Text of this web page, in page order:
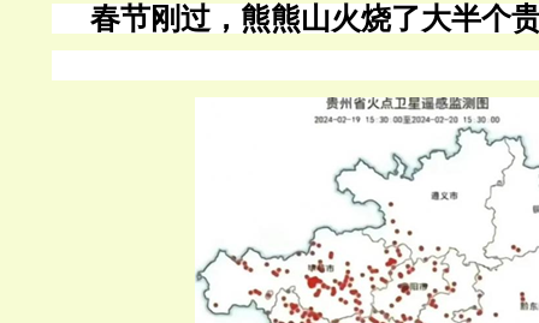
春节刚过，熊熊山火烧了大半个